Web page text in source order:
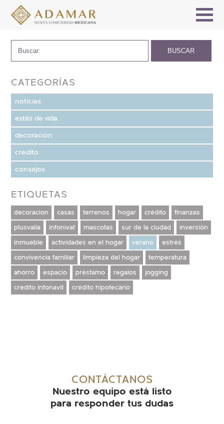
CATEGORÍAS
noticias
estilo de vida
decoración
crédito
consejos
ETIQUETAS
decoracion casas terrenos hogar crédito
finanzas
plusvalía
infonivat mascotas sur de la ciudad
inversión
inmueble
actividades en el hogar verano
estrés
convivencia familiar
limpieza del hogar
temperatura
ahorro
espacio préstamo regalos
jogging
crédito infonavit
crédito hipotecario
CONTÁCTANOS
Nuestro equipo está listo
para responder tus dudas